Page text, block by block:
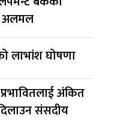
अलमल
लाभांश घोषणा
प्रभावितलाई अंकित
संसदीय